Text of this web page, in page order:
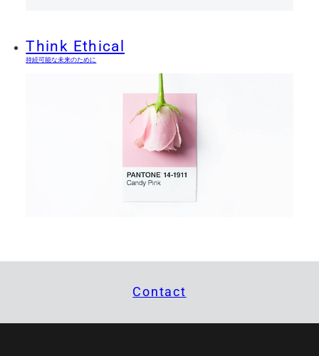
Think Ethical
持続可能な未来のために
Contact